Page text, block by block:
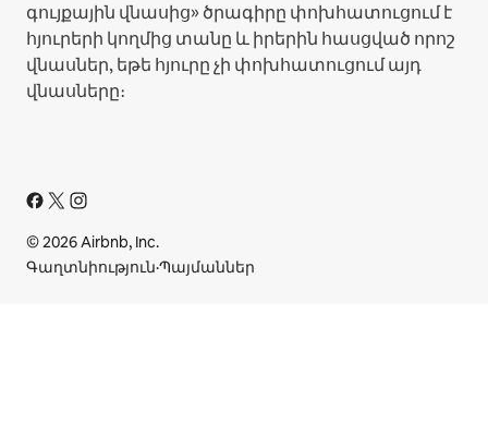
գույքային վնասից» ծրագիրը փոխհատուցում է
հյուրերի կողմից տանը և իրերին հասցված որոշ
վնասներ, եթե հյուրը չի փոխհատուցում այդ
վնասները։
© 2026 Airbnb, Inc.
Գաղտնիություն·Պայմաններ